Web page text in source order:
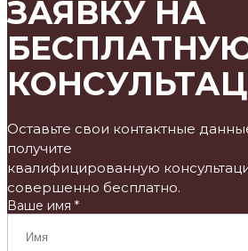
ЗАЯВКУ НА
Оставьте свои контактные
получите
квалифицированную
совершенно бесплатно.
Ваше имя *